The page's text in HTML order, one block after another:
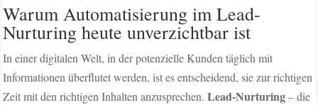
Warum Automatisierung im Lead-
Nurturing heute unverzichtbar ist
In einer digitalen Welt, in der potenzielle Kunden täglich mit
Informationen überflutet werden, ist es entscheidend, sie zur richtigen
Zeit mit den richtigen Inhalten anzusprechen.Lead-Nurturing– die